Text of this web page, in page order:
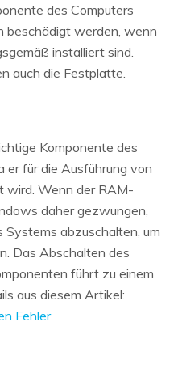
des Computers
beschädigt werden, wenn
installiert sind.
auch die Festplatte.
Komponente des
für die Ausführung von
wird. Wenn der RAM-
daher gezwungen,
abzuschalten, um
Das Abschalten des
führt zu einem
aus diesem Artikel:
Fehler